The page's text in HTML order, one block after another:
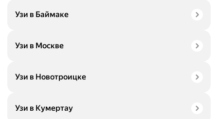
Узи в Баймаке
Узи в Москве
Узи в Новотроицке
Узи в Кумертау